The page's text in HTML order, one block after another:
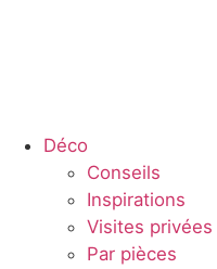
Déco
Conseils
Inspirations
Visites privées
Par pièces